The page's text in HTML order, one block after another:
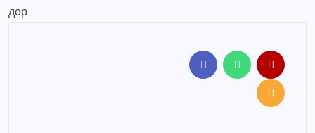
дор